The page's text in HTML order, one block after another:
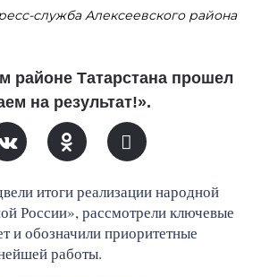
служба Алексеевского района
районе Татарстана прошел
на результат!».
итоги реализации народной
России», рассмотрели ключевые
и обозначили приоритетные
работы.